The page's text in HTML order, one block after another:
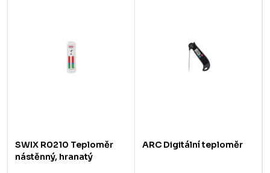
SWIX R0210 Teploměr
nástěnný, hranatý
ARC Digitální teploměr